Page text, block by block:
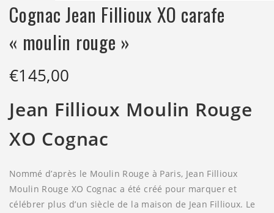
Cognac Jean Fillioux XO carafe
« moulin rouge »
€145,00
Jean Fillioux Moulin Rouge
XO Cognac
Nommé d’après le Moulin Rouge à Paris, Jean Fillioux
Moulin Rouge XO Cognac a été créé pour marquer et
célébrer plus d’un siècle de la maison de Jean Fillioux. Le